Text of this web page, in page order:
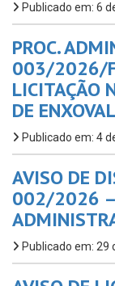
Publicado em: 6
PROC.
003/2026/
LICITAÇÃO
DE ENXOVAL
Publicado em: 4
AVISO DE
002/2026 –
Publicado em: 29